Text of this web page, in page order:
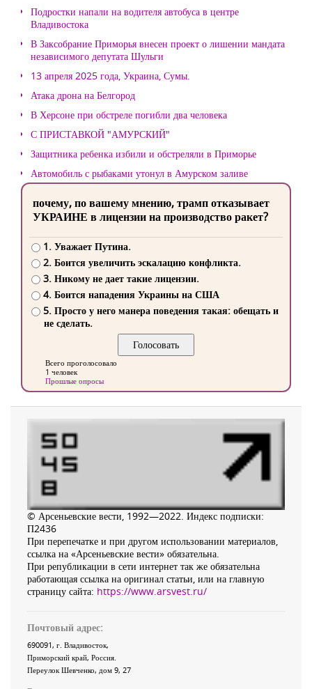
Подростки напали на водителя автобуса в центре
Владивостока
В Заксобрание Приморья внесен проект о лишении мандата
независимого депутата Шульги
13 апреля 2025 года, Украина, Сумы.
Атака дрона на Белгород
В Херсоне при обстреле погибли два человека
С ПРИСТАВКОЙ "АМУРСКИЙ"
Защитника ребенка избили и обстреляли в Приморье
Автомобиль с рыбаками утонул в Амурском заливе
почему, по вашему мнению, трамп отказывает
УКРАИНЕ в лицензии на производство ракет?
1. Уважает Путина.
2. Боится увеличить эскалацию конфликта.
3. Никому не дает такие лицензии.
4. Боится нападения Украины на США
5. Просто у него манера поведения такая: обещать и
не сделать.
Всего проголосовало
1 человек
Прошлые опросы
© Арсеньевские вести, 1992—2022. Индекс подписки:
П2436
При перепечатке и при другом использовании материалов,
ссылка на «Арсеньевские вести» обязательна.
При републикации в сети интернет так же обязательна
работающая ссылка на оригинал статьи, или на главную
страницу сайта: https://www.arsvest.ru/
Почтовый адрес:
690091, г. Владивосток,
Приморский край, Россия
Переулок Шевченко, дом 9, 27